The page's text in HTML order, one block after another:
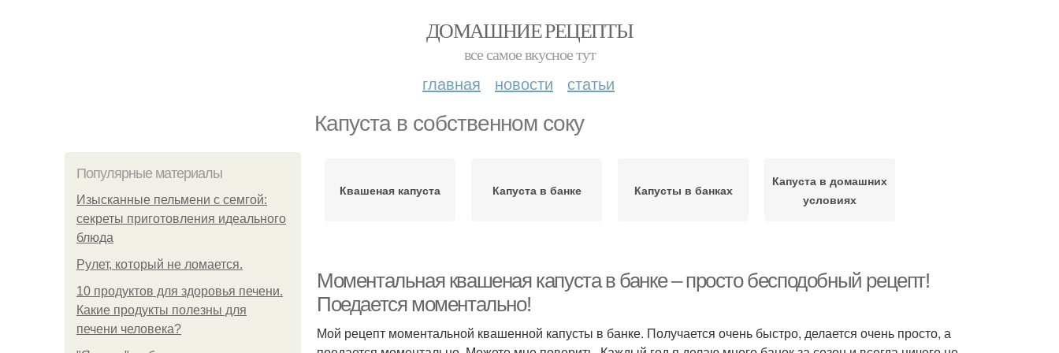
ДОМАШНИЕ РЕЦЕПТЫ
все самое вкусное тут
главная новости статьи
Капуста в собственном соку
Популярные материалы
Изысканные пельмени с семгой:
секреты приготовления идеального
блюда
Рулет, который не ломается.
10 продуктов для здоровья печени.
Какие продукты полезны для
печени человека?
Квашеная капуста Капуста в банке Капусты в банках
Капуста в домашних
условиях
Моментальная квашеная капуста в банке – просто бесподобный рецепт!
Поедается моментально!
Мой рецепт моментальной квашенной капусты в банке. Получается очень быстро, делается очень просто, а